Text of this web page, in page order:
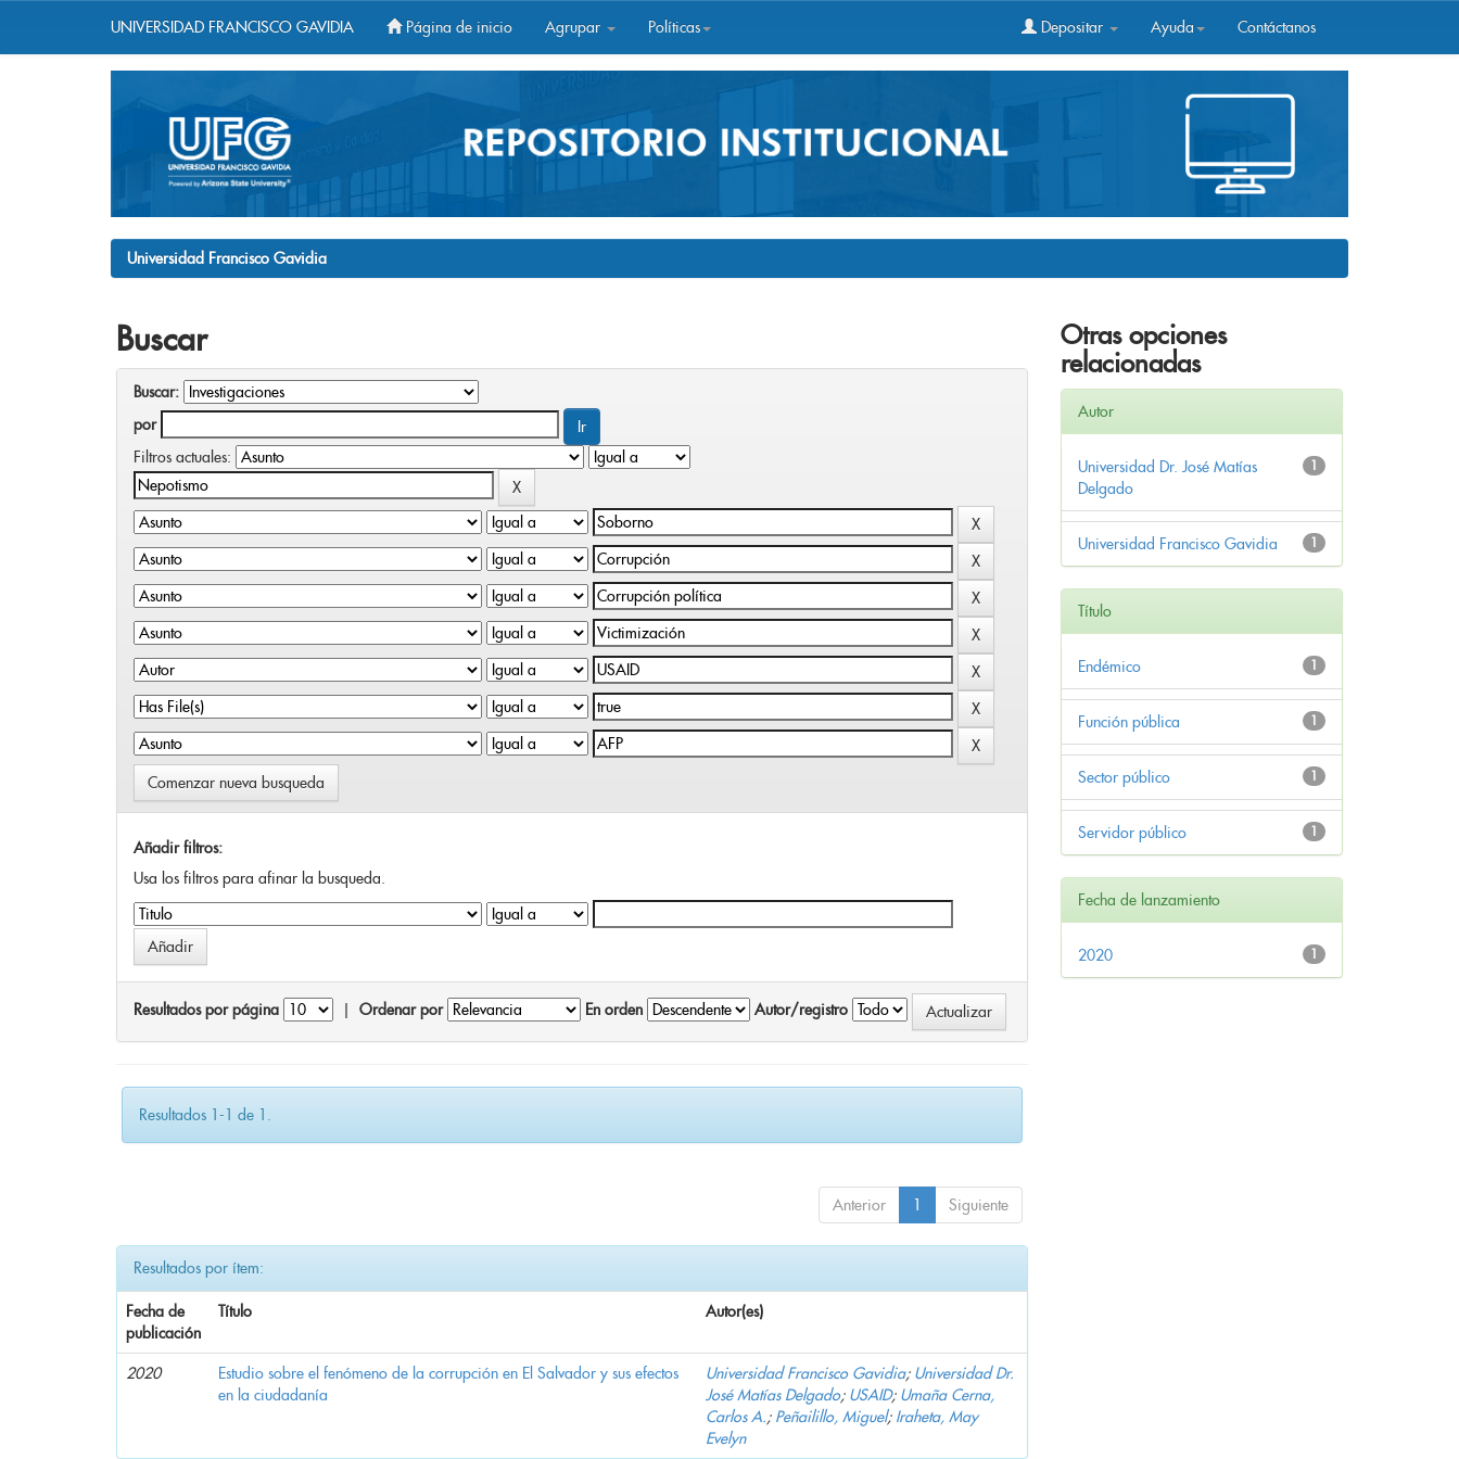
UNIVERSIDAD FRANCISCO GAVIDIA Página de inicio Agrupar Políticas Depositar Ayuda Contáctanos
Universidad Francisco Gavidia
Buscar
Buscar:
por
Filtros actuales:
Comenzar nueva busqueda
Añadir filtros:
Usa los filtros para afinar la busqueda.
Resultados por página Ordenar por En orden Autor/registro
Resultados 1-1 de 1.
Anterior 1 Siguiente
Resultados por ítem:
Fecha de
publicación
Título Autor(es)
2020
Estudio sobre el fenómeno de la corrupción en El Salvador y sus efectos
en la ciudadanía
Universidad Francisco Gavidia; Universidad Dr.
José Matías Delgado; USAID; Umaña Cerna,
Carlos A.; Peñailillo, Miguel; Iraheta, May
Evelyn
Otras opciones
relacionadas
Autor
1
Universidad Dr. José Matías
Delgado
1
Universidad Francisco Gavidia
Título
1
Endémico
1
Función pública
1
Sector público
1
Servidor público
Fecha de lanzamiento
1
2020